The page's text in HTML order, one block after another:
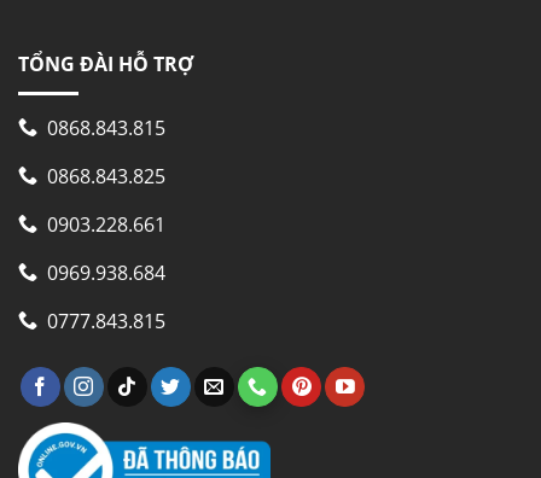
TỔNG ĐÀI HỖ TRỢ
0868.843.815
0868.843.825
0903.228.661
0969.938.684
0777.843.815